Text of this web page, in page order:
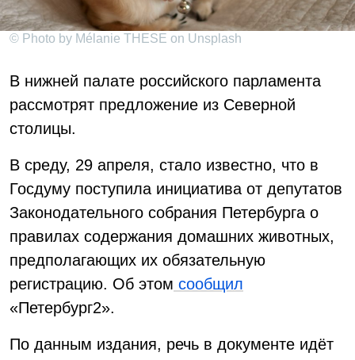
© Photo by Mélanie THESE on Unsplash
В нижней палате российского парламента
рассмотрят предложение из Северной
столицы.
В среду, 29 апреля, стало известно, что в
Госдуму поступила инициатива от депутатов
Законодательного собрания Петербурга о
правилах содержания домашних животных,
предполагающих их обязательную
регистрацию. Об этом сообщил
«Петербург2».
По данным издания, речь в документе идёт